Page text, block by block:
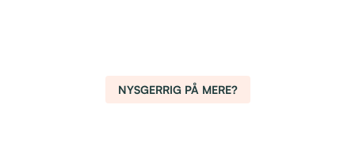
NYSGERRIG PÅ MERE?